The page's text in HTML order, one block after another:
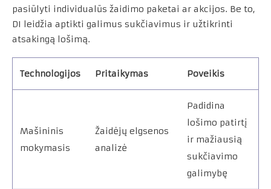
pasiūlyti individualūs žaidimo paketai ar akcijos. Be to,
DI leidžia aptikti galimus sukčiavimus ir užtikrinti
atsakingą lošimą.
Technologijos Pritaikymas Poveikis
Mašininis
mokymasis
Žaidėjų elgsenos
analizė
Padidina
lošimo patirtį
ir mažiausią
sukčiavimo
galimybę